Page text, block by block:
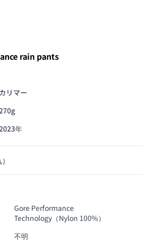
rain pants
カリマー
年
Gore Performance
Technology（Nylon 100%）
不明